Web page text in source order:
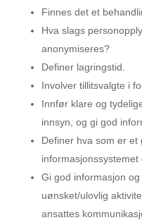
Finnes det et
Hva slags
anonymiseres?
Definer lagringstid.
Involver tillitsvalgte i
Innfør klare og
innsyn, og gi god
Definer hva som er et
informasjonssystemet
Gi god informasjon
uønsket/ulovlig
ansattes